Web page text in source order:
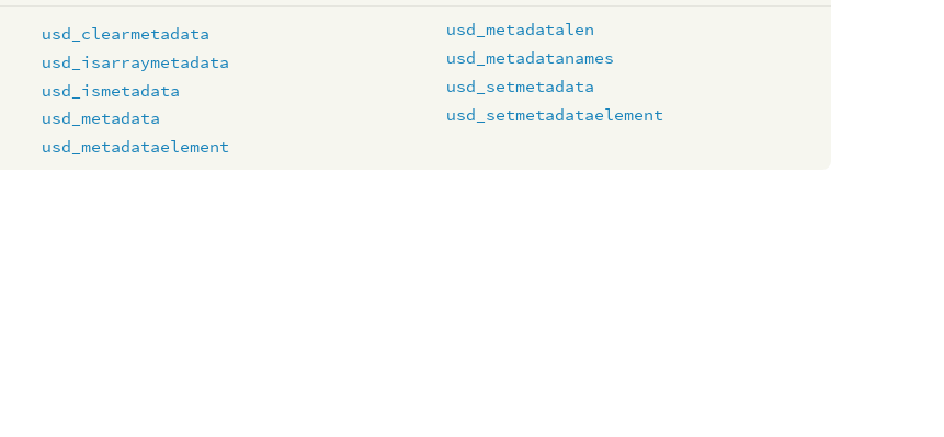
usd_clearmetadata
usd_isarraymetadata
usd_ismetadata
usd_metadata
usd_metadataelement
usd_metadatalen
usd_metadatanames
usd_setmetadata
usd_setmetadataelement